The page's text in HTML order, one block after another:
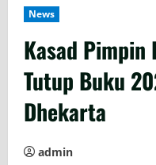
News
Kasad Pimpin
Tutup Buku
Dhekarta
admin